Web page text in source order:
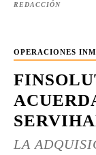
REDACCIÓN
OPERACIONES
LA